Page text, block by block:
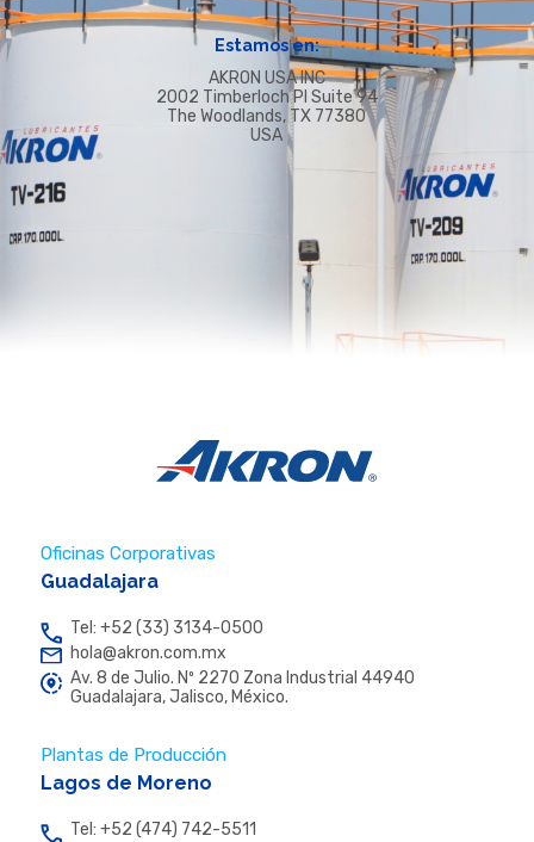
Estamos en:
AKRON USA INC
2002 Timberloch PI Suite 94
The Woodlands, TX 77380
USA
Oficinas Corporativas
Guadalajara
Tel: +52 (33) 3134-0500
hola@akron.com.mx
Av. 8 de Julio. Nº 2270 Zona Industrial 44940
Guadalajara, Jalisco, México.
Plantas de Producción
Lagos de Moreno
Tel: +52 (474) 742-5511